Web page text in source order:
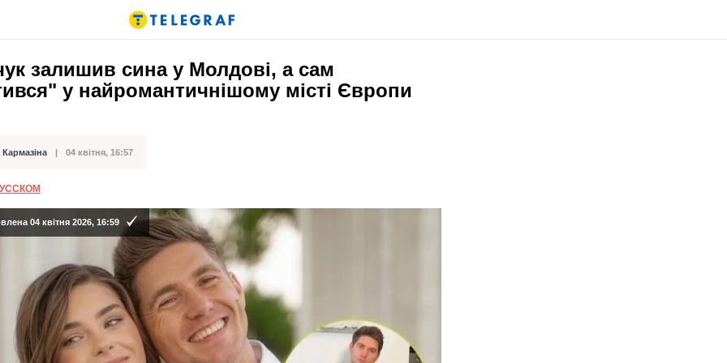
залишив сина у Молдові, а сам
у найромантичнішому місті Європи
Кармазіна 04 квітня, 16:57
04 квітня 2026, 16:59